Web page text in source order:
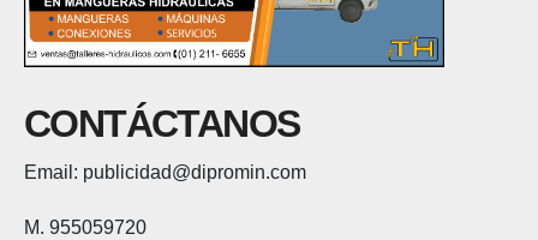
CONTÁCTANOS
Email: publicidad@dipromin.com
M. 955059720